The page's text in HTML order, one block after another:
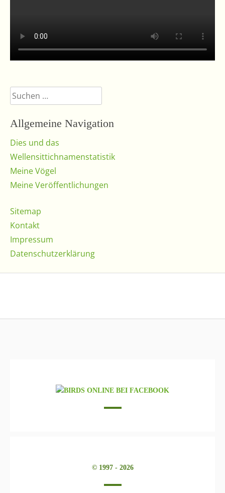
Suchen
nach:
Allgemeine Navigation
Dies und das
Wellensittichnamenstatistik
Meine Vögel
Meine Veröffentlichungen
Sitemap
Kontakt
Impressum
Datenschutzerklärung
© 1997 - 2026